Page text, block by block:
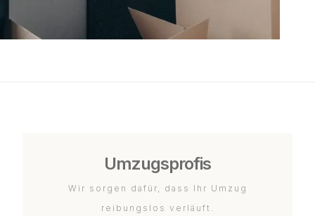
Umzugsprofis
Wir sorgen dafür, dass Ihr Umzug
reibungslos verläuft.